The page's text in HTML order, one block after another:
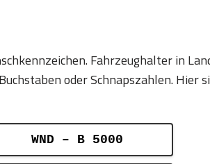
Fahrzeughalter in
oder Schnapszahlen. Hier
WND – B 5000